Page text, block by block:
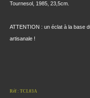
Tournesol, 1985, 23,5cm.
ATTENTION : un éclat à la base
artisanale !
Réf : TCL03A